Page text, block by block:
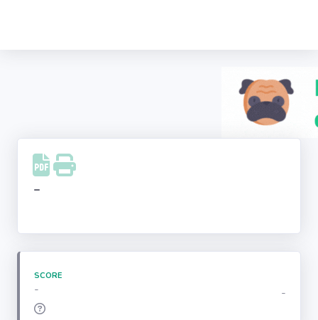
Facebook
Instagram
-
SCORE
- -